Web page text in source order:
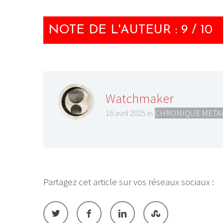
NOTE DE L'AUTEUR : 9 / 10
Watchmaker
16 avril 2025 in CHRONIQUE
Partagez cet article sur vos réseaux sociaux :